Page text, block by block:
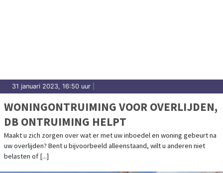
31 januari 2023, 16:50 uur
WONINGONTRUIMING VOOR OVERLIJDEN,
DB ONTRUIMING HELPT
Maakt u zich zorgen over wat er met uw inboedel en woning gebeurt na
uw overlijden? Bent u bijvoorbeeld alleenstaand, wilt u anderen niet
belasten of [...]